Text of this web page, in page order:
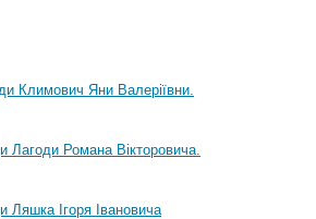
Климович Яни Валеріївни.
Лагоди Романа Вікторовича.
Ляшка Ігоря Івановича